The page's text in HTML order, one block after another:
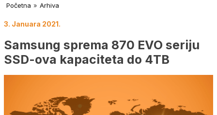
Početna » Arhiva
3. Januara 2021.
Samsung sprema 870 EVO seriju
SSD-ova kapaciteta do 4TB